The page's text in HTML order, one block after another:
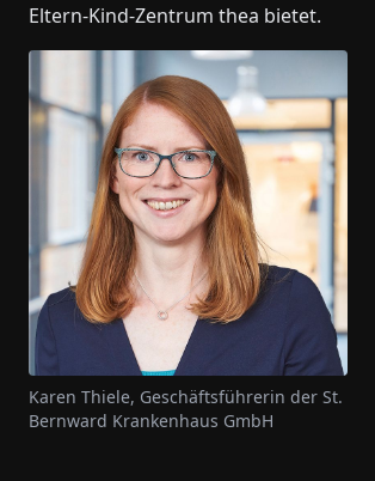
Eltern-Kind-Zentrum thea bietet.
Karen Thiele, Geschäftsführerin der St.
Bernward Krankenhaus GmbH